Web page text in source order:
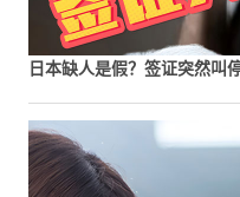
日本缺人是假？签证突然叫停